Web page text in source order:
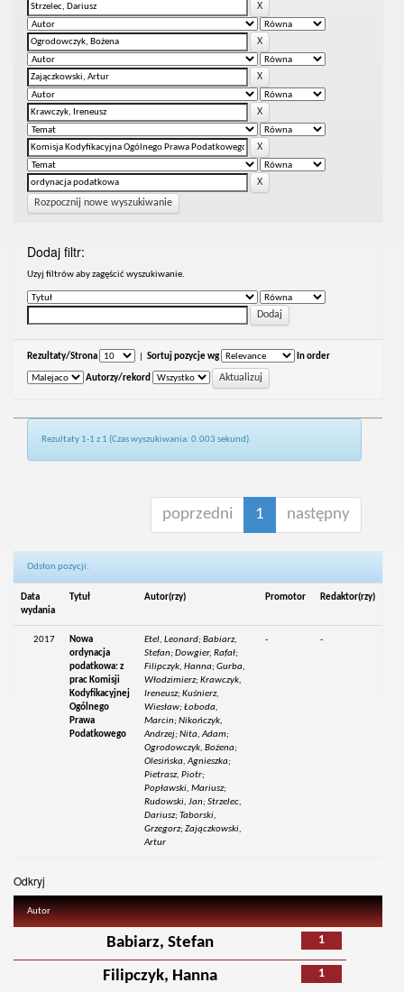
Rozpocznij nowe wyszukiwanie
Dodaj filtr:
Uzyj filtrów aby zagęścić wyszukiwanie.
Rezultaty/Strona Sortuj pozycje wg In order
Autorzy/rekord
Rezultaty 1-1 z 1 (Czas wyszukiwania: 0.003 sekund).
poprzedni 1 następny
Odsłon pozycji:
Data
wydania
Tytuł Autor(rzy) Promotor Redaktor(rzy)
2017
Nowa
ordynacja
podatkowa: z
prac Komisji
Kodyfikacyjnej
Ogólnego
Prawa
Podatkowego
Etel, Leonard; Babiarz,
Stefan; Dowgier, Rafał;
Filipczyk, Hanna; Gurba,
Włodzimierz; Krawczyk,
Ireneusz; Kuśnierz,
Wiesław; Łoboda,
Marcin; Nikończyk,
Andrzej; Nita, Adam;
Ogrodowczyk, Bożena;
Olesińska, Agnieszka;
Pietrasz, Piotr;
Popławski, Mariusz;
Rudowski, Jan; Strzelec,
Dariusz; Taborski,
Grzegorz; Zajączkowski,
Artur
- -
Odkryj
Autor
1
Babiarz, Stefan
1
Filipczyk, Hanna